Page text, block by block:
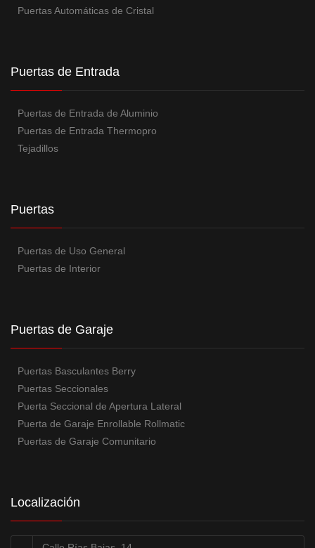
Puertas Automáticas de Cristal
Puertas de Entrada
Puertas de Entrada de Aluminio
Puertas de Entrada Thermopro
Tejadillos
Puertas
Puertas de Uso General
Puertas de Interior
Puertas de Garaje
Puertas Basculantes Berry
Puertas Seccionales
Puerta Seccional de Apertura Lateral
Puerta de Garaje Enrollable Rollmatic
Puertas de Garaje Comunitario
Localización